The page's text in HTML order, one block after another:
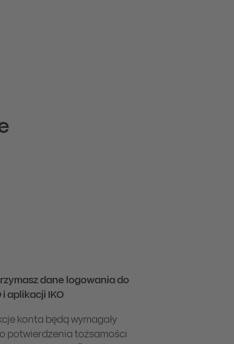
dane logowania do
i aplikacji IKO
konta będą wymagały
potwierdzenia tożsamości